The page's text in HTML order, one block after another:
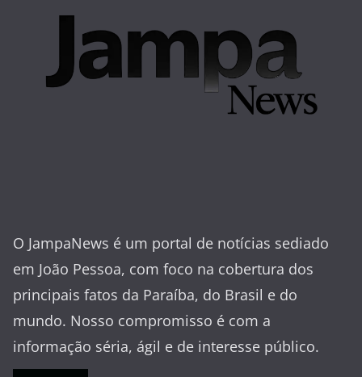
O JampaNews é um portal de notícias sediado
em João Pessoa, com foco na cobertura dos
principais fatos da Paraíba, do Brasil e do
mundo. Nosso compromisso é com a
informação séria, ágil e de interesse público.